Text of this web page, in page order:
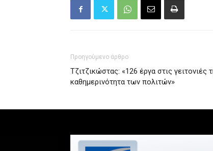
Προηγούμενο άρθρο
Τζιτζικώστας: «126 έργα στις
καθημερινότητα των πολιτών»